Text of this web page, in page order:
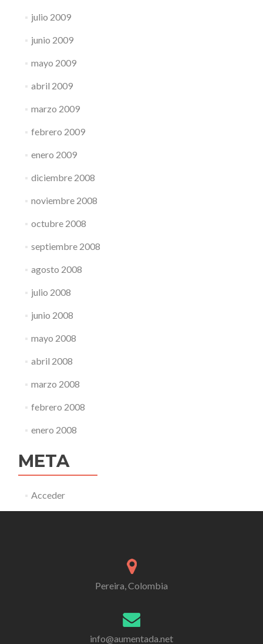
julio 2009
junio 2009
mayo 2009
abril 2009
marzo 2009
febrero 2009
enero 2009
diciembre 2008
noviembre 2008
octubre 2008
septiembre 2008
agosto 2008
julio 2008
junio 2008
mayo 2008
abril 2008
marzo 2008
febrero 2008
enero 2008
META
Acceder
Pereira, Colombia
info@aumentada.net